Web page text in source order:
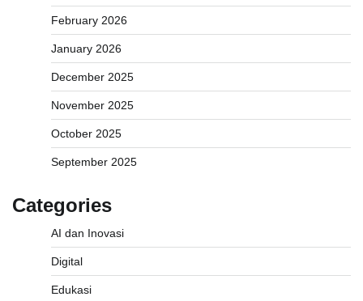
February 2026
January 2026
December 2025
November 2025
October 2025
September 2025
Categories
AI dan Inovasi
Digital
Edukasi